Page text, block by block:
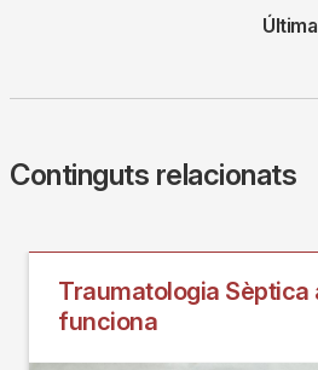
Continguts relacionats
Traumatologia Sèptica
funciona